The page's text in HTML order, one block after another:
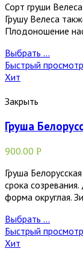
Сорт груши
Грушу Велеса
Плодоношение
Выбрать ...
Быстрый просмотр
Хит
Закрыть
Груша
900.00 Р
Груша
срока
форма округлая.
Выбрать ...
Быстрый просмотр
Хит